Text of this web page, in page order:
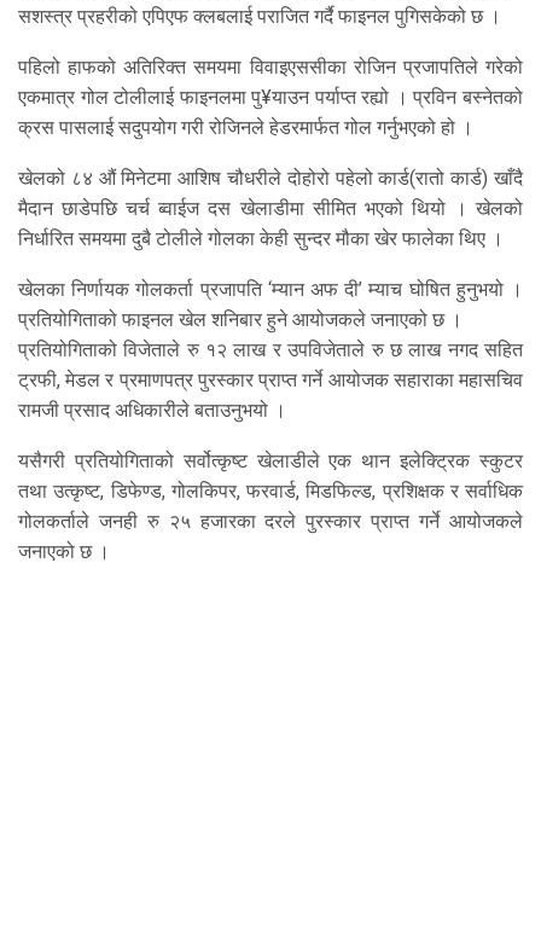
सशस्त्र प्रहरीको एपिएफ क्लबलाई पराजित गर्दै फाइनल पुगिसकेको छ ।
पहिलो हाफको अतिरिक्त समयमा विवाइएससीका रोजिन प्रजापतिले गरेको
एकमात्र गोल टोलीलाई फाइनलमा पु¥याउन पर्याप्त रह्यो । प्रविन बस्नेतको
क्रस पासलाई सदुपयोग गरी रोजिनले हेडरमार्फत गोल गर्नुभएको हो ।
खेलको ८४ औं मिनेटमा आशिष चौधरीले दोहोरो पहेलो कार्ड(रातो कार्ड) खाँदै
मैदान छाडेपछि चर्च ब्वाईज दस खेलाडीमा सीमित भएको थियो । खेलको
निर्धारित समयमा दुबै टोलीले गोलका केही सुन्दर मौका खेर फालेका थिए ।
खेलका निर्णायक गोलकर्ता प्रजापति ‘म्यान अफ दी’ म्याच घोषित हुनुभयो ।
प्रतियोगिताको फाइनल खेल शनिबार हुने आयोजकले जनाएको छ ।
प्रतियोगिताको विजेताले रु १२ लाख र उपविजेताले रु छ लाख नगद सहित
ट्रफी, मेडल र प्रमाणपत्र पुरस्कार प्राप्त गर्ने आयोजक सहाराका महासचिव
रामजी प्रसाद अधिकारीले बताउनुभयो ।
यसैगरी प्रतियोगिताको सर्वोत्कृष्ट खेलाडीले एक थान इलेक्ट्रिक स्कुटर
तथा उत्कृष्ट, डिफेण्ड, गोलकिपर, फरवार्ड, मिडफिल्ड, प्रशिक्षक र सर्वाधिक
गोलकर्ताले जनही रु २५ हजारका दरले पुरस्कार प्राप्त गर्ने आयोजकले
जनाएको छ ।